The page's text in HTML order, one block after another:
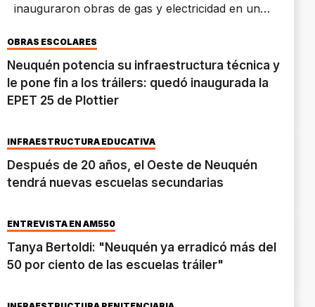
inauguraron obras de gas y electricidad en un
viviendas. Además, se firmaron convenios para
hacer remodelaciones en la Escuela Primaria 206
y en el Centro de Salud.
OBRAS ESCOLARES
Neuquén potencia su infraestructura técnica y
le pone fin a los tráilers: quedó inaugurada la
EPET 25 de Plottier
INFRAESTRUCTURA EDUCATIVA
Después de 20 años, el Oeste de Neuquén
tendrá nuevas escuelas secundarias
ENTREVISTA EN AM550
Tanya Bertoldi: "Neuquén ya erradicó más del
50 por ciento de las escuelas tráiler"